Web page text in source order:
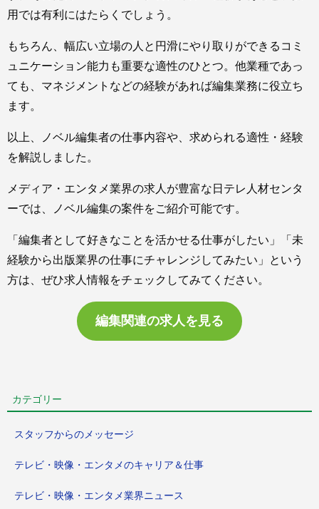
用では有利にはたらくでしょう。
もちろん、幅広い立場の人と円滑にやり取りができるコミ
ュニケーション能力も重要な適性のひとつ。他業種であっ
ても、マネジメントなどの経験があれば編集業務に役立ち
ます。
以上、ノベル編集者の仕事内容や、求められる適性・経験
を解説しました。
メディア・エンタメ業界の求人が豊富な日テレ人材センタ
ーでは、ノベル編集の案件をご紹介可能です。
「編集者として好きなことを活かせる仕事がしたい」「未
経験から出版業界の仕事にチャレンジしてみたい」という
方は、ぜひ求人情報をチェックしてみてください。
編集関連の求人を見る
カテゴリー
スタッフからのメッセージ
テレビ・映像・エンタメのキャリア＆仕事
テレビ・映像・エンタメ業界ニュース